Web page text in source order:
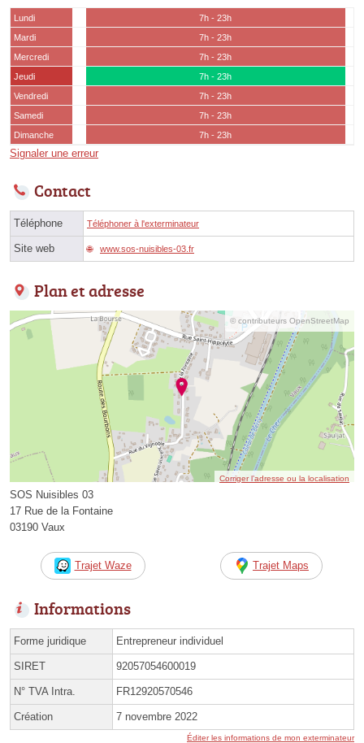
Lundi
7h - 23h
Mardi
7h - 23h
Mercredi
7h - 23h
Jeudi
7h - 23h
Vendredi
7h - 23h
Samedi
7h - 23h
Dimanche
7h - 23h
Signaler une erreur
Contact
Téléphone Téléphoner à l'exterminateur
Site web www.sos-nuisibles-03.fr
Plan et adresse
© contributeurs OpenStreetMap
Corriger l’adresse ou la localisation
SOS Nuisibles 03
17 Rue de la Fontaine
03190 Vaux
Trajet Waze Trajet Maps
Informations
Forme juridique Entrepreneur individuel
SIRET 92057054600019
N° TVA Intra. FR12920570546
Création 7 novembre 2022
Éditer les informations de mon exterminateur